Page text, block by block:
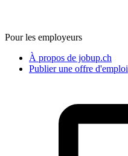
Pour les employeurs
À propos de jobup.ch
Publier une offre d'emploi